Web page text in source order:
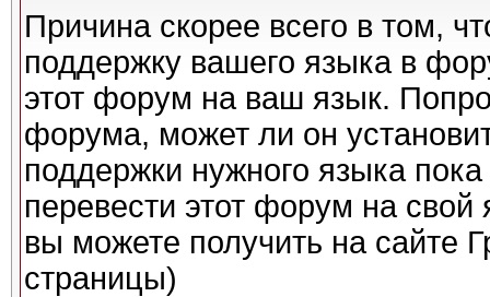
Причина скорее всего в том,
поддержку вашего языка в
этот форум на ваш язык.
форума, может ли он
поддержки нужного языка
перевести этот форум на
вы можете получить на сайте
страницы)